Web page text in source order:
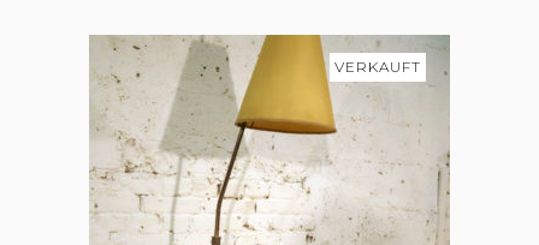
VERKAUFT